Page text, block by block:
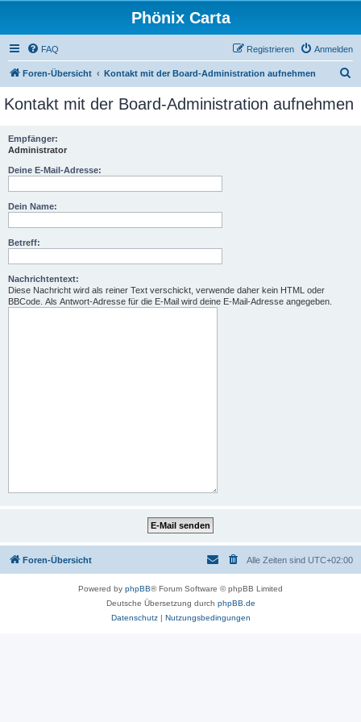
Phönix Carta
FAQ Anmelden
Registrieren
Foren-Übersicht Kontakt mit der Board-Administration aufnehmen
c
Kontakt mit der Board-Administration aufnehmen
Empfänger:
Administrator
Deine E-Mail-Adresse:
Dein Name:
Betreff:
Nachrichtentext:
Diese Nachricht wird als reiner Text verschickt, verwende daher kein HTML oder
BBCode. Als Antwort-Adresse für die E-Mail wird deine E-Mail-Adresse angegeben.
Foren-Übersicht Alle Zeiten sind UTC+02:00
Powered by phpBB® Forum Software © phpBB Limited
Deutsche Übersetzung durch phpBB.de
Datenschutz| Nutzungsbedingungen